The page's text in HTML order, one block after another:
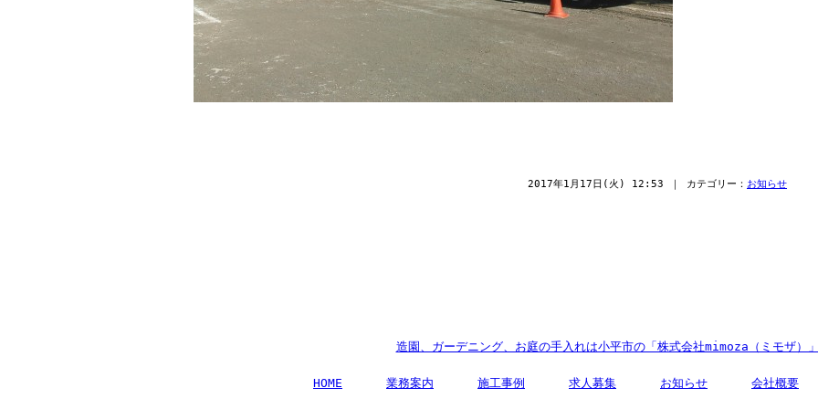
2017年1月17日(火) 12:53 ｜ カテゴリー： お知らせ
造園、ガーデニング、お庭の手入れは小平市の「株式会社mimoza（ミモザ）
HOME 業務案内 施工事例 求人募集 お知らせ 会社概要